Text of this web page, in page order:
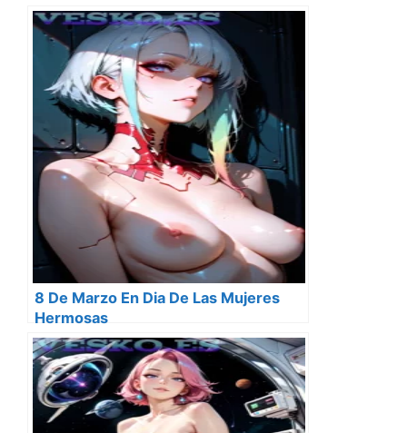
8 De Marzo En Dia De Las Mujeres
Hermosas